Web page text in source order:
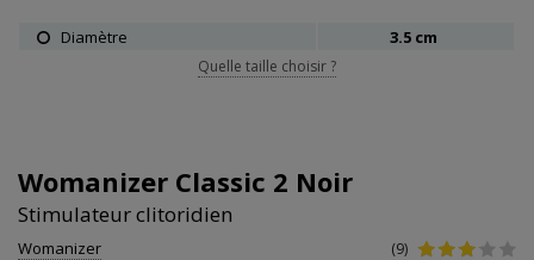
Diamètre 3.5 cm
Quelle taille choisir ?
Womanizer Classic 2 Noir
Stimulateur clitoridien
Womanizer (9)